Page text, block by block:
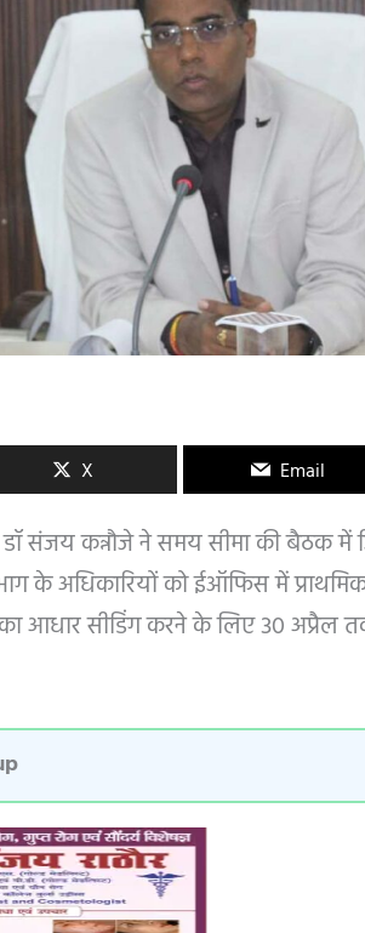
X Email
संजय कन्नौजे ने समय सीमा की बैठक में
के अधिकारियों को ईऑफिस में
आधार सीडिंग करने के लिए 30 अप्रैल